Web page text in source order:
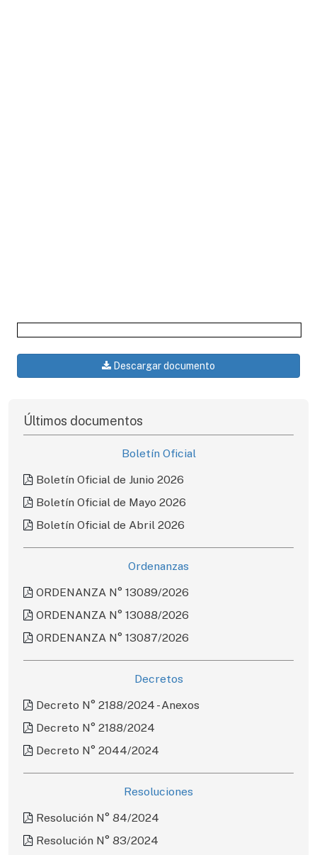
Descargar documento
Últimos documentos
Boletín Oficial
Boletín Oficial de Junio 2026
Boletín Oficial de Mayo 2026
Boletín Oficial de Abril 2026
Ordenanzas
ORDENANZA N° 13089/2026
ORDENANZA N° 13088/2026
ORDENANZA N° 13087/2026
Decretos
Decreto N° 2188/2024 - Anexos
Decreto N° 2188/2024
Decreto N° 2044/2024
Resoluciones
Resolución N° 84/2024
Resolución N° 83/2024